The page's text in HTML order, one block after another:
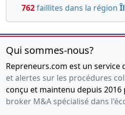
762faillites dans la région
Qui sommes-nous?
Repreneurs.com est un
et alertes sur les procédures
conçu et maintenu depuis 2016
broker M&A spécialisé dans